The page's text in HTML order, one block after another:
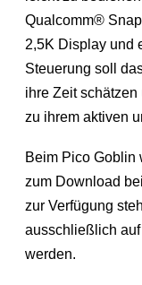
Qualcomm®
2,5K Display und
Steuerung soll
ihre Zeit
zu ihrem aktiven
Beim Pico Goblin
zum Download
zur Verfügung
ausschließlich
werden.